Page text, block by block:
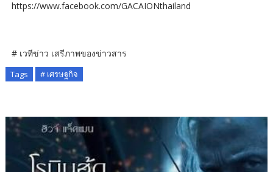
https://www.facebook.com/GACAIONthailand
# เวทีข่าว เสรีภาพของข่าวสาร
Tags # เศรษฐกิจ